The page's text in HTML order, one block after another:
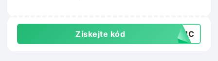
Získejte kód T3UC